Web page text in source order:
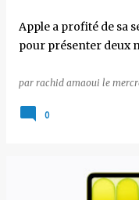
Apple a profité de sa
pour présenter deux
par rachid amaoui le
0